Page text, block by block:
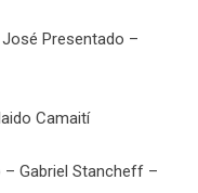
Presentado –
Camaití
– Gabriel Stancheff –